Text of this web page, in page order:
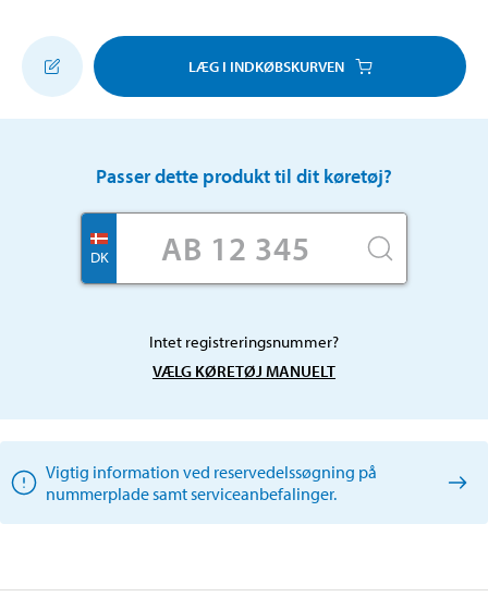
LÆG I INDKØBSKURVEN
Passer dette produkt til dit køretøj?
DK
Intet registreringsnummer?
VÆLG KØRETØJ MANUELT
Vigtig information ved reservedelssøgning på
nummerplade samt serviceanbefalinger.